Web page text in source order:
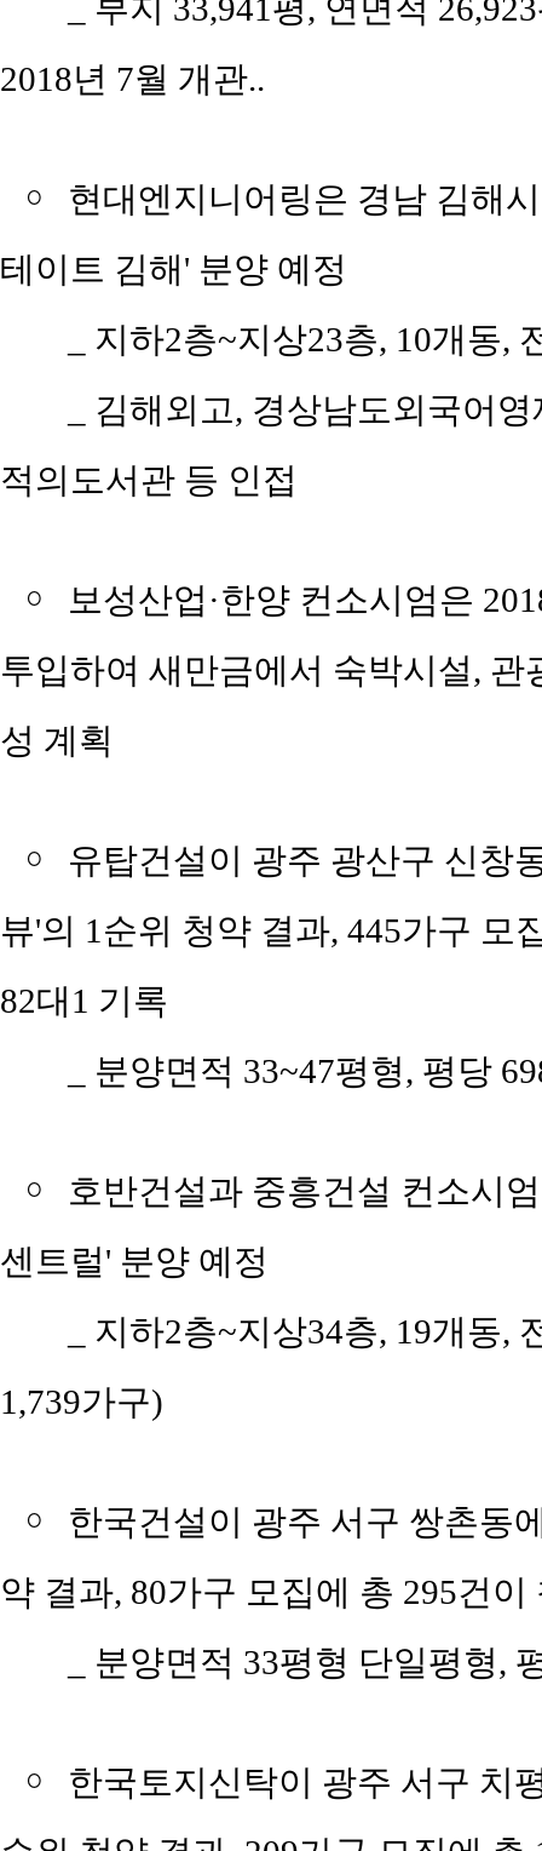
_ 부지 33,941평, 연면적
2018년 7월 개관..
￮
현대엔지니어링은 경남 김해
테이트 김해' 분양 예정
_ 지하2층~지상23층, 10개동,
_ 김해외고, 경상남도외국어
적의도서관 등 인접
￮
보성산업·한양 컨소시엄은
투입하여 새만금에서 숙박시설,
성 계획
￮
유탑건설이 광주 광산구 신창
뷰'의 1순위 청약 결과, 445가구 모
82대1 기록
_ 분양면적 33~47평형, 평당
￮
호반건설과 중흥건설 컨소시
센트럴' 분양 예정
_ 지하2층~지상34층, 19개동,
1,739가구)
￮
한국건설이 광주 서구 쌍촌동
약 결과, 80가구 모집에 총 295건
_ 분양면적 33평형 단일평형,
￮
한국토지신탁이 광주 서구 치